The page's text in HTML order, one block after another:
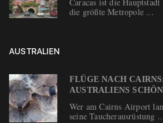
die größte Metropole ...
AUSTRALIEN
FLÜGE NACH
AUSTRALIENS
Wer am Cairns Airport
seine Taucherausrüstung